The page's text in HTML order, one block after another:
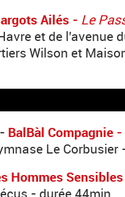
Ailés - Le
et de l’avenue
Wilson et
BalBàl Compagnie -
Le Corbusier
Hommes Sensibles
- durée 44min